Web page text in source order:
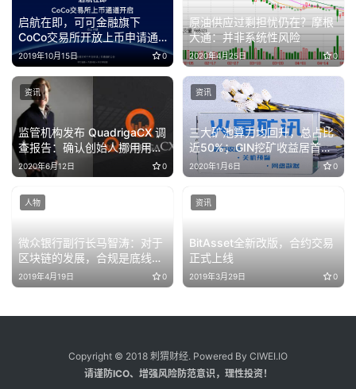
启航在即，可可金融旗下
CoCo交易所开放上币申请通
道
2019年10月15日 0
原油供应过剩担忧仍在？摩根
大通：并非系统性风险
2020年4月25日 0
监管机构发布 QuadrigaCX 调
查报告：确认创始人挪用用户
资金，但其已死亡无法追究
2020年6月12日 0
资讯
三大矿池算力均回升，总占比
近50%；GIN挖矿收益居首，
日净利润达$17.19
2020年1月6日 0
资讯
微众银行副行长马智涛：对于
区块链的发展，合规是底线，
创新是出路
2019年4月19日 0
人物
BitAsset全新改版，合约交易
正式上线
2019年3月29日 0
资讯
Copyright © 2018 刺猬财经. Powered By CIWEI.IO
请谨防ICO、增强风险防范意识，理性投资！